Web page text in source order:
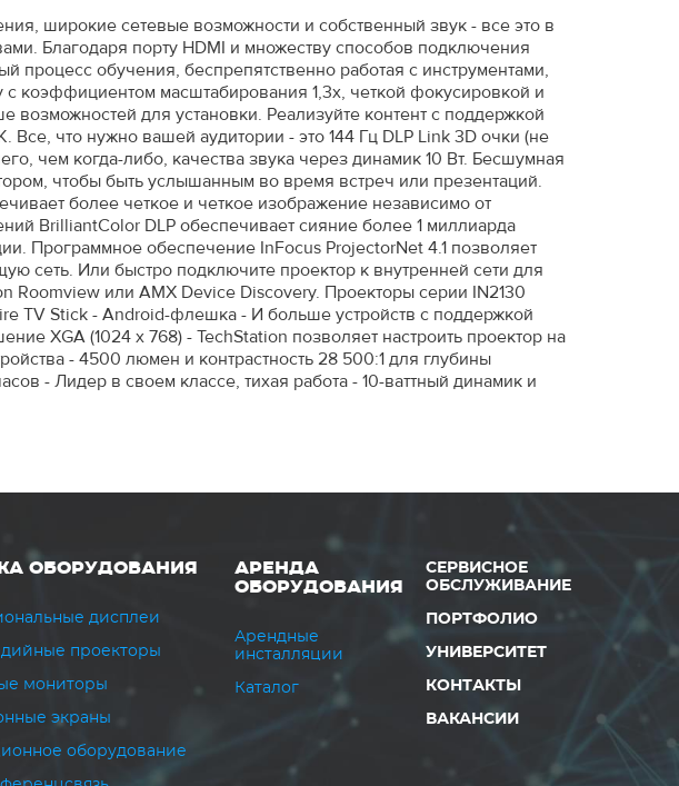
широкие сетевые возможности и собственный звук - все это в
Благодаря порту HDMI и множеству способов подключения
обучения, беспрепятственно работая с инструментами,
коэффициентом масштабирования 1,3x, четкой фокусировкой и
для установки. Реализуйте контент с поддержкой
что нужно вашей аудитории - это 144 Гц DLP Link 3D очки (не
чем когда-либо, качества звука через динамик 10 Вт. Бесшумная
чтобы быть услышанным во время встреч или презентаций.
более четкое и четкое изображение независимо от
BrilliantColor DLP обеспечивает сияние более 1 миллиарда
Программное обеспечение InFocus ProjectorNet 4.1 позволяет
сеть. Или быстро подключите проектор к внутренней сети для
Roomview или AMX Device Discovery. Проекторы серии IN2130
TV Stick - Android-флешка - И больше устройств с поддержкой
XGA (1024 x 768) - TechStation позволяет настроить проектор на
- 4500 люмен и контрастность 28 500:1 для глубины
- Лидер в своем классе, тихая работа - 10-ваттный динамик и
ОБОРУДОВАНИЯ
дисплеи
проекторы
мониторы
экраны
оборудование
АРЕНДА
ОБОРУДОВАНИЯ
Арендные
инсталляции
Каталог
СЕРВИСНОЕ
ОБСЛУЖИВАНИЕ
ПОРТФОЛИО
УНИВЕРСИТЕТ
КОНТАКТЫ
ВАКАНСИИ